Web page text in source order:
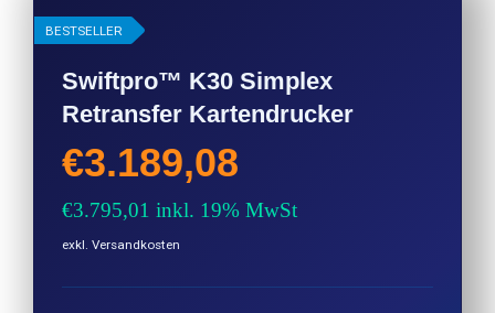
BESTSELLER
Swiftpro™ K30 Simplex
Retransfer Kartendrucker
€3.189,08
€3.795,01 inkl. 19% MwSt
exkl. Versandkosten